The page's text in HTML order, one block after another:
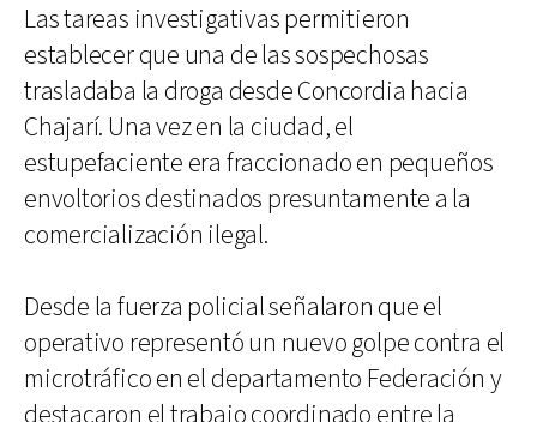
Las tareas investigativas permitieron
establecer que una de las sospechosas
trasladaba la droga desde Concordia hacia
Chajarí. Una vez en la ciudad, el
estupefaciente era fraccionado en pequeños
envoltorios destinados presuntamente a la
comercialización ilegal.
Desde la fuerza policial señalaron que el
operativo representó un nuevo golpe contra el
microtráfico en el departamento Federación y
destacaron el trabajo coordinado entre la